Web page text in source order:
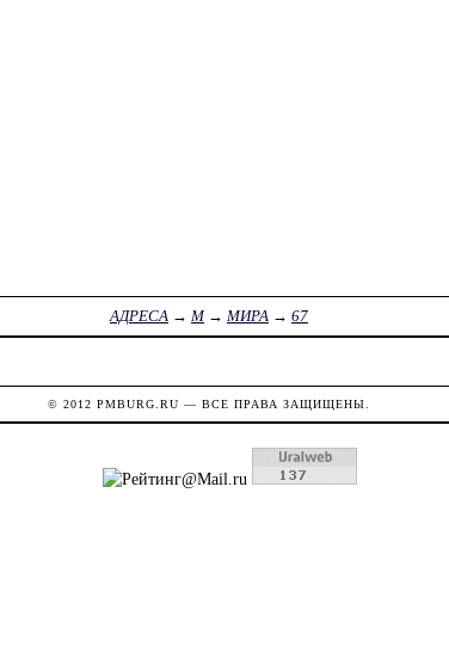
АДРЕСА→ М→ МИРА→ 67
© 2012 PMBURG.RU — ВСЕ ПРАВА ЗАЩИЩЕНЫ.